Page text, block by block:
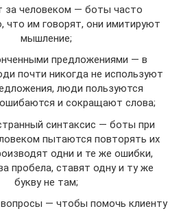
за человеком — боты часто
что им говорят, они имитируют
мышление;
предложениями — в
почти никогда не используют
люди пользуются
и сокращают слова;
синтаксис — боты при
пытаются повторять их
одни и те же ошибки,
пробела, ставят одну и ту же
букву не там;
— чтобы помочь клиенту